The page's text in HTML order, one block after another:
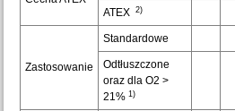
ATEX 2)
Zastosowanie
Standardowe
Odtłuszczone
oraz dla O2 >
21% 1)